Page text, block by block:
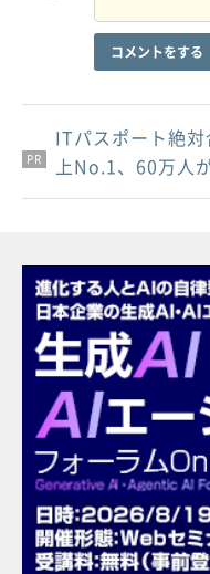
コメントをする
PR
PR
PR
ITパスポート絶
上No.1、60万人